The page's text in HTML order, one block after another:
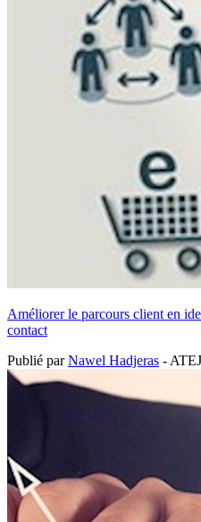
Améliorer le parcours client en
contact
Publié parNawel Hadjeras -